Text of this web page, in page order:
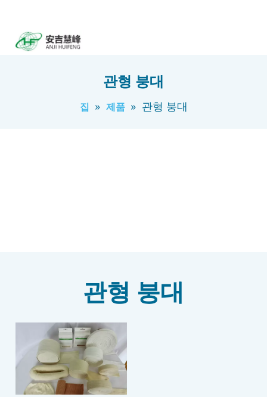
관형 붕대
집 » 제품 » 관형 붕대
관형 붕대